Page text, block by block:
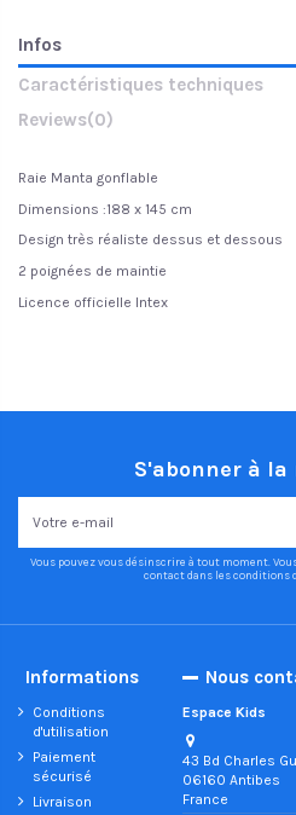
Infos
Caractéristiques techniques
Reviews(0)
Raie Manta gonflable
Dimensions :188 x 145 cm
Design très réaliste dessus et dessous
2 poignées de maintie
Licence officielle Intex
S'abonner à
Vous pouvez vous désinscrire à tout moment.
contact dans les conditions
Informations
Conditions
d'utilisation
Paiement
sécurisé
Livraison
Nous
Espace Kids
43 Bd Charles
06160 Antibes
France